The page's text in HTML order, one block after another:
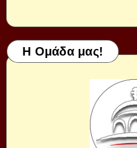
Η Ομάδα μας!